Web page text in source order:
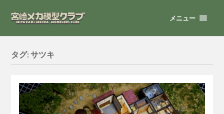
メニュー
タグ:サツキ